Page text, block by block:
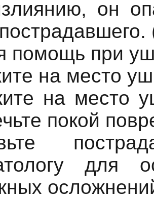
он
помощь при
на место
на место
покой
для